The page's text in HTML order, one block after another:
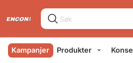
Kampanjer Produkter